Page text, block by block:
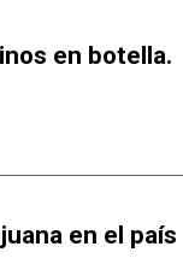
en botella.
en el país